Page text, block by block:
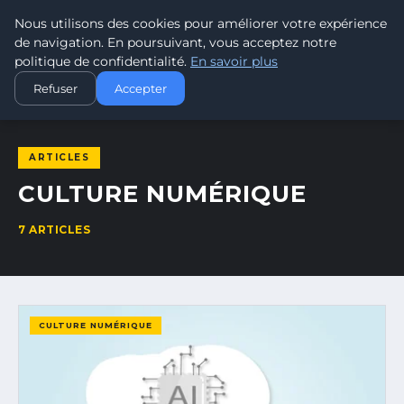
RÉFÉRENCEMENT SITE
EXPERTISE SEO POUR VOTRE VISIBILITÉ EN LIGNE
ACCUEIL CULTURE NUMÉRIQUE
ARTICLES
CULTURE NUMÉRIQUE
7 ARTICLES
CULTURE NUMÉRIQUE
Nous utilisons des cookies pour améliorer votre expérience
de navigation. En poursuivant, vous acceptez notre
politique de confidentialité. En savoir plus
Refuser Accepter